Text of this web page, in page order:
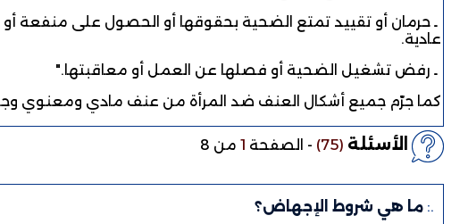
ـ حرمان أو تقييد تمتع الضحية بحقوقها أو الحصول على منفعة
عادية.
ـ رفض تشغيل الضحية أو فصلها عن العمل أو معاقبتها."
كما جرّم جميع أشكال العنف ضد المرأة من عنف مادي ومعنوي
الأسئلة (75)
- الصفحة 1 من 8
.: ما هي شروط الإجهاض؟